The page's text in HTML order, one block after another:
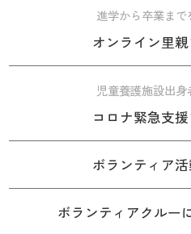
進学から卒業ま
オンライン里
児童養護施設出
コロナ緊急支
ボランティア
ボランティアクルー